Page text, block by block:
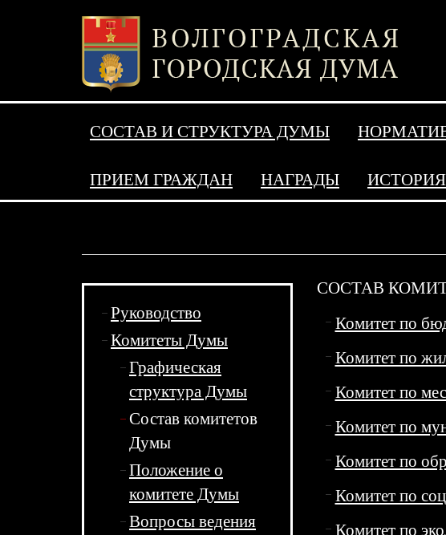
СОСТАВ И СТРУКТУРА ДУМЫ
ПРИЕМ ГРАЖДАН НАГРАДЫ
Руководство
Комитеты Думы
Графическая
структура Думы
Состав комитетов
Думы
Положение о
комитете Думы
Вопросы ведения
СОСТАВ
Комитет по
Комитет по
Комитет по
Комитет по
Комитет по
Комитет по
Комитет по